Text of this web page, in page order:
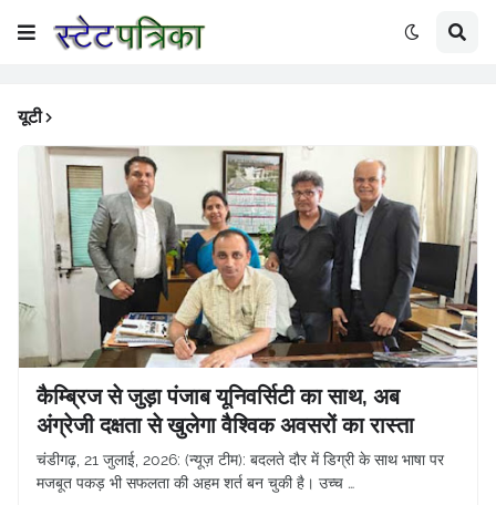
यूटी
कैम्ब्रिज से जुड़ा पंजाब यूनिवर्सिटी का साथ, अब
अंग्रेजी दक्षता से खुलेगा वैश्विक अवसरों का रास्ता
चंडीगढ़, 21 जुलाई, 2026: (न्यूज़ टीम): बदलते दौर में डिग्री के साथ भाषा पर
मजबूत पकड़ भी सफलता की अहम शर्त बन चुकी है। उच्च …